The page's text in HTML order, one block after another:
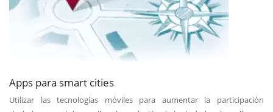
Apps para smart cities
Utilizar las tecnologías móviles para aumentar la participación